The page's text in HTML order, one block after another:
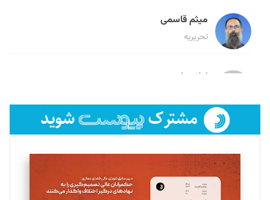
میثم قاسمی
تحریریه
لیلا حنارود
فائزه فتحی رستمی
تحریریه
سروش کرمیان